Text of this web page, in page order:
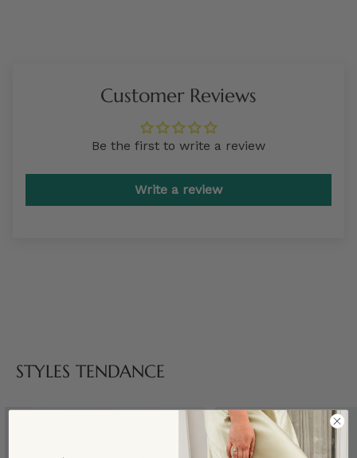
Customer Reviews
Be the first to write a review
Write a review
STYLES TENDANCE